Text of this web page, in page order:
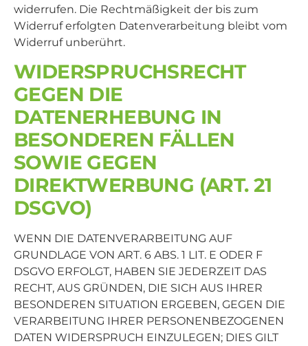
widerrufen. Die Rechtmäßigkeit der bis zum
Widerruf erfolgten Datenverarbeitung bleibt vom
Widerruf unberührt.
WIDERSPRUCHSRECHT
GEGEN DIE
DATENERHEBUNG IN
BESONDEREN FÄLLEN
SOWIE GEGEN
DIREKTWERBUNG (ART. 21
DSGVO)
WENN DIE DATENVERARBEITUNG AUF
GRUNDLAGE VON ART. 6 ABS. 1 LIT. E ODER F
DSGVO ERFOLGT, HABEN SIE JEDERZEIT DAS
RECHT, AUS GRÜNDEN, DIE SICH AUS IHRER
BESONDEREN SITUATION ERGEBEN, GEGEN DIE
VERARBEITUNG IHRER PERSONENBEZOGENEN
DATEN WIDERSPRUCH EINZULEGEN; DIES GILT